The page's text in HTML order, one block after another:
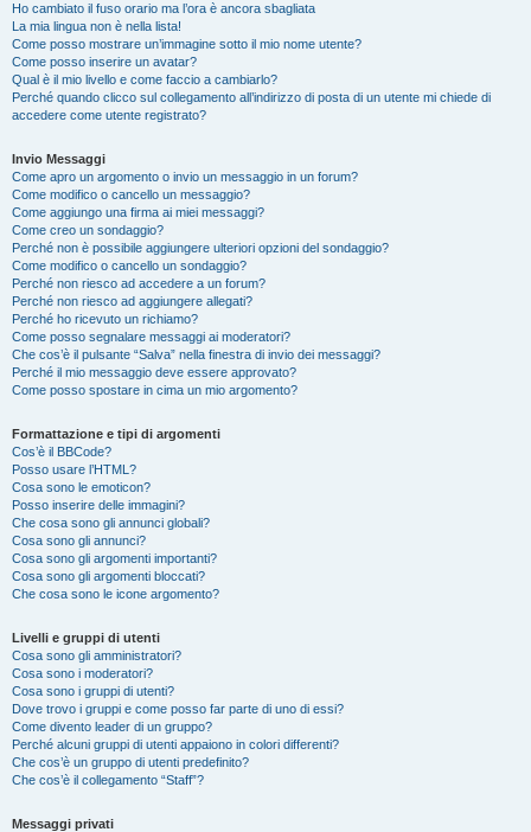
Ho cambiato il fuso orario ma l’ora è ancora sbagliata
La mia lingua non è nella lista!
Come posso mostrare un’immagine sotto il mio nome utente?
Come posso inserire un avatar?
Qual è il mio livello e come faccio a cambiarlo?
Perché quando clicco sul collegamento all’indirizzo di posta di un utente mi chiede di
accedere come utente registrato?
Invio Messaggi
Come apro un argomento o invio un messaggio in un forum?
Come modifico o cancello un messaggio?
Come aggiungo una firma ai miei messaggi?
Come creo un sondaggio?
Perché non è possibile aggiungere ulteriori opzioni del sondaggio?
Come modifico o cancello un sondaggio?
Perché non riesco ad accedere a un forum?
Perché non riesco ad aggiungere allegati?
Perché ho ricevuto un richiamo?
Come posso segnalare messaggi ai moderatori?
Che cos’è il pulsante “Salva” nella finestra di invio dei messaggi?
Perché il mio messaggio deve essere approvato?
Come posso spostare in cima un mio argomento?
Formattazione e tipi di argomenti
Cos’è il BBCode?
Posso usare l’HTML?
Cosa sono le emoticon?
Posso inserire delle immagini?
Che cosa sono gli annunci globali?
Cosa sono gli annunci?
Cosa sono gli argomenti importanti?
Cosa sono gli argomenti bloccati?
Che cosa sono le icone argomento?
Livelli e gruppi di utenti
Cosa sono gli amministratori?
Cosa sono i moderatori?
Cosa sono i gruppi di utenti?
Dove trovo i gruppi e come posso far parte di uno di essi?
Come divento leader di un gruppo?
Perché alcuni gruppi di utenti appaiono in colori differenti?
Che cos’è un gruppo di utenti predefinito?
Che cos’è il collegamento “Staff”?
Messaggi privati